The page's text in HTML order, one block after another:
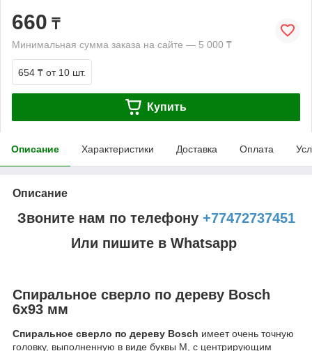
660 ₸
Минимальная сумма заказа на сайте — 5 000 ₸
654 ₸ от 10 шт.
Купить
Описание Характеристики Доставка Оплата
Описание
Звоните нам по телефону +77472737451
Или пишите в Whatsapp
Спиральное сверло по дереву Bosch
6x93 мм
Спиральное сверло по дереву Bosch имеет очень точную
головку, выполненную в виде буквы М, с центрирующим